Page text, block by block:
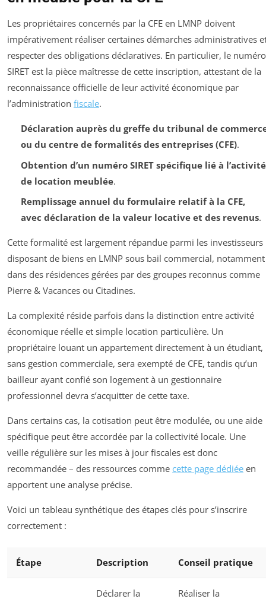
Les propriétaires concernés par la CFE en LMNP doivent
impérativement réaliser certaines démarches administratives
respecter des obligations déclaratives. En particulier, le numéro
SIRET est la pièce maîtresse de cette inscription, attestant de la
reconnaissance officielle de leur activité économique par
l’administration fiscale.
Déclaration auprès du greffe du tribunal de
ou du centre de formalités des entreprises (CFE).
Obtention d’un numéro SIRET spécifique lié à l’activité
de location meublée.
Remplissage annuel du formulaire relatif à la CFE,
avec déclaration de la valeur locative et des revenus.
Cette formalité est largement répandue parmi les investisseurs
disposant de biens en LMNP sous bail commercial, notamment
dans des résidences gérées par des groupes reconnus comme
Pierre & Vacances ou Citadines.
La complexité réside parfois dans la distinction entre activité
économique réelle et simple location particulière. Un
propriétaire louant un appartement directement à un étudiant,
sans gestion commerciale, sera exempté de CFE, tandis qu’un
bailleur ayant confié son logement à un gestionnaire
professionnel devra s’acquitter de cette taxe.
Dans certains cas, la cotisation peut être modulée, ou une aide
spécifique peut être accordée par la collectivité locale. Une
veille régulière sur les mises à jour fiscales est donc
recommandée – des ressources comme cette page dédiée en
apportent une analyse précise.
Voici un tableau synthétique des étapes clés pour s’inscrire
correctement :
Étape Description Conseil pratique
Déclarer la
Réaliser la